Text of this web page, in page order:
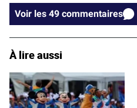
Voir les 49 commentaires
À lire aussi